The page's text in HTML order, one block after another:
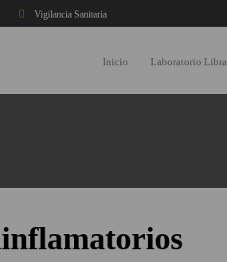
Vigilancia Sanitaria
Inicio Laboratorio Libra